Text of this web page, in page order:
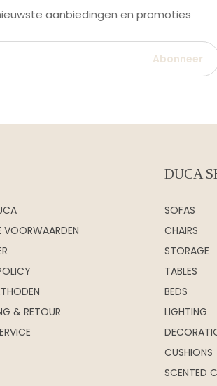
aanbiedingen en promoties
Abonneer
VOORWAARDEN
& RETOUR
DUCA
SOFAS
CHAIRS
STORAGE
TABLES
BEDS
LIGHTING
CUSHIONS
SCENTED